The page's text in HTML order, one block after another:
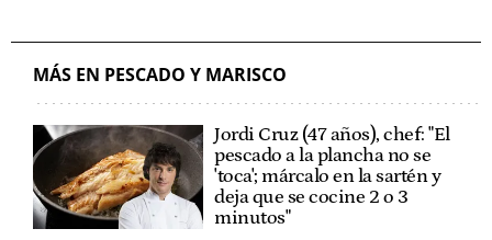
MÁS EN PESCADO Y MARISCO
Jordi Cruz (47 años), chef: "El
pescado a la plancha no se
'toca'; márcalo en la sartén y
deja que se cocine 2 o 3
minutos"